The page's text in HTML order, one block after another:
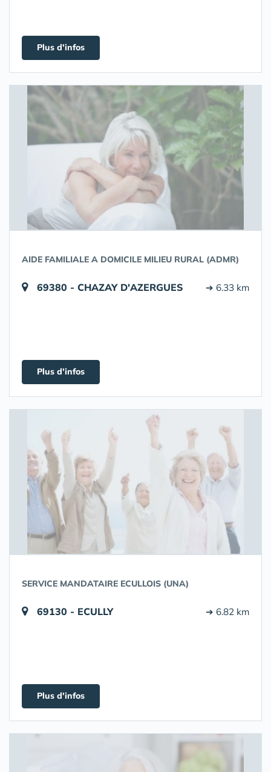
Plus d'infos
AIDE FAMILIALE A DOMICILE MILIEU RURAL (ADMR)
69380 - CHAZAY D'AZERGUES ➔ 6.33 km
Plus d'infos
SERVICE MANDATAIRE ECULLOIS (UNA)
69130 - ECULLY ➔ 6.82 km
Plus d'infos